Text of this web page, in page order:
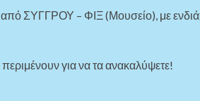
από ΣΥΓΓΡΟΥ – ΦΙΞ (Μουσείο), με
για να τα ανακαλύψετε!